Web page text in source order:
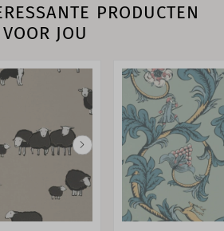
PRODUCTEN
VOOR JOU